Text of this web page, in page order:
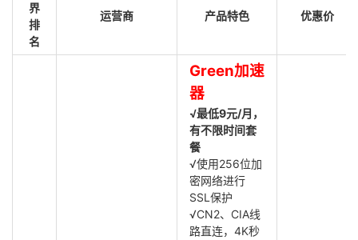
界
排
名
运营商 产品特色 优惠价
Green加速
器
√最低9元/月，
有不限时间套
餐
√使用256位加
密网络进行
SSL保护
√CN2、CIA线
路直连，4K秒